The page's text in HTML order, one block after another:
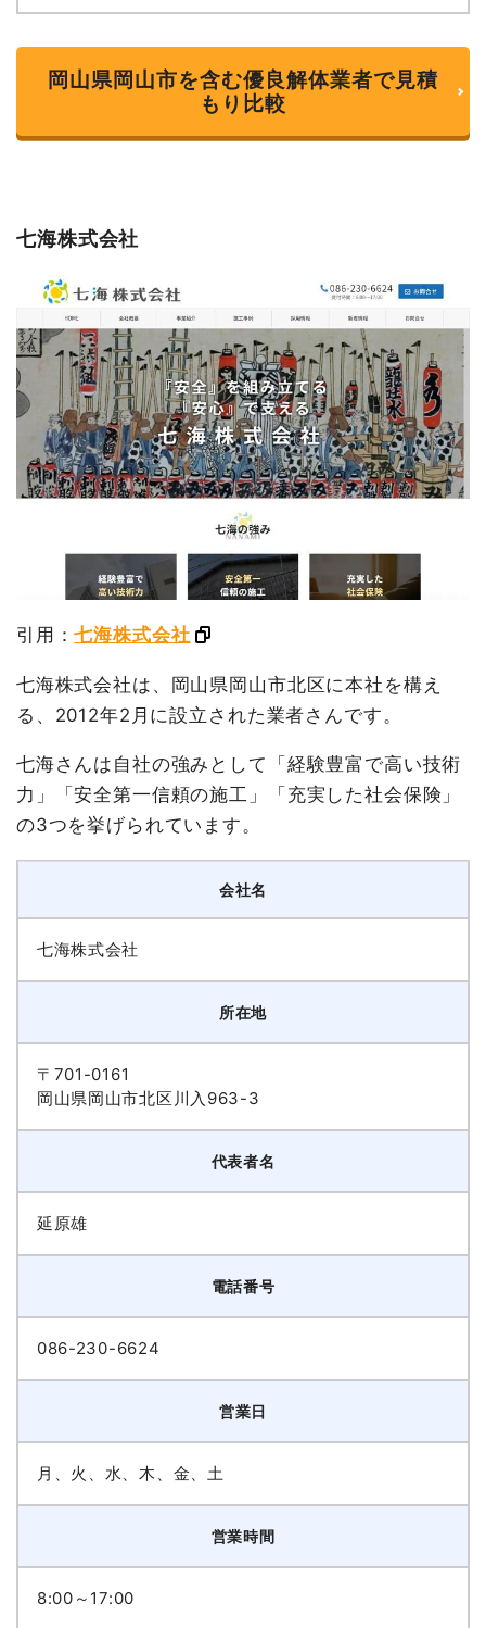
岡山県岡山市を含む優良解体業者で見積
もり比較
七海株式会社
引用：七海株式会社
七海株式会社は、岡山県岡山市北区に本社を構え
る、2012年2月に設立された業者さんです。
七海さんは自社の強みとして「経験豊富で高い技術
力」「安全第一信頼の施工」「充実した社会保険」
の3つを挙げられています。
会社名
七海株式会社
所在地
〒701-0161
岡山県岡山市北区川入963-3
代表者名
延原雄
電話番号
086-230-6624
営業日
月、火、水、木、金、土
営業時間
8:00～17:00